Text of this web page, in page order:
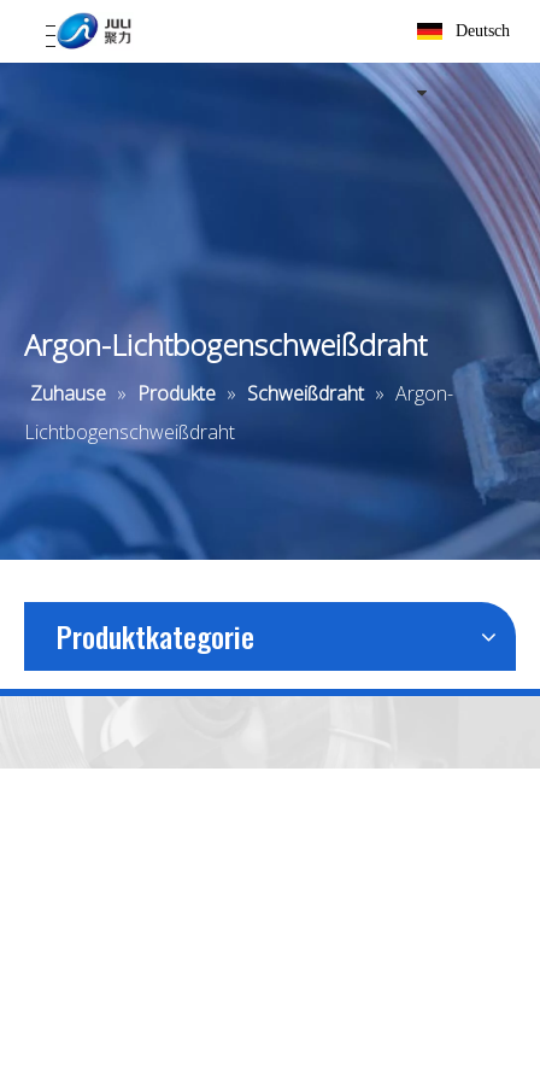
Deutsch
Argon-Lichtbogenschweißdraht
Zuhause » Produkte » Schweißdraht » Argon-
Lichtbogenschweißdraht
Produktkategorie